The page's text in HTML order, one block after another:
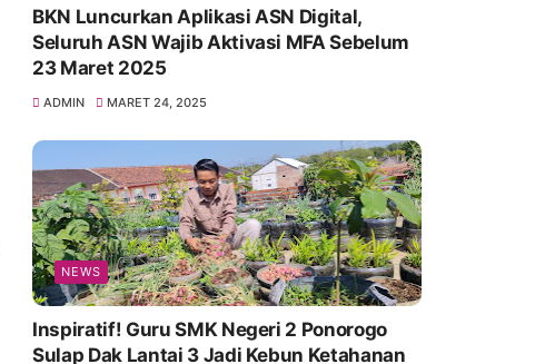
BKN Luncurkan Aplikasi ASN Digital,
Seluruh ASN Wajib Aktivasi MFA Sebelum
23 Maret 2025
ADMIN MARET 24, 2025
NEWS
Inspiratif! Guru SMK Negeri 2 Ponorogo
Sulap Dak Lantai 3 Jadi Kebun Ketahanan